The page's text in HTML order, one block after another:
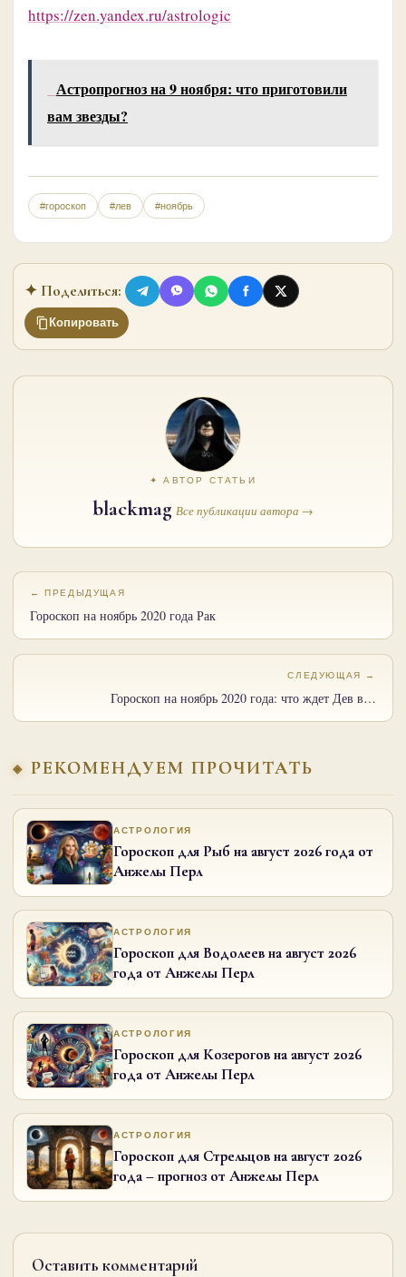
https://zen.yandex.ru/astrologic
Астропрогноз на 9 ноября: что приготовили
вам звезды?
#гороскоп #лев #ноябрь
✦ Поделиться:
Копировать
✦ АВТОР СТАТЬИ
blackmag Все публикации автора →
← ПРЕДЫДУЩАЯ
Гороскоп на ноябрь 2020 года Рак
СЛЕДУЮЩАЯ →
Гороскоп на ноябрь 2020 года: что ждет Дев в…
РЕКОМЕНДУЕМ ПРОЧИТАТЬ
АСТРОЛОГИЯ
Гороскоп для Рыб на август 2026 года от
Анжелы Перл
АСТРОЛОГИЯ
Гороскоп для Водолеев на август 2026
года от Анжелы Перл
АСТРОЛОГИЯ
Гороскоп для Козерогов на август 2026
года от Анжелы Перл
АСТРОЛОГИЯ
Гороскоп для Стрельцов на август 2026
года – прогноз от Анжелы Перл
Оставить комментарий